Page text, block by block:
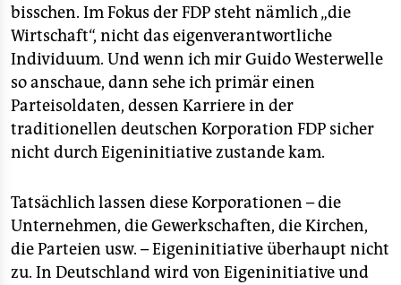
bisschen. Im Fokus der FDP steht nämlich „die
Wirtschaft“, nicht das eigenverantwortliche
Individuum. Und wenn ich mir Guido Westerwelle
so anschaue, dann sehe ich primär einen
Parteisoldaten, dessen Karriere in der
traditionellen deutschen Korporation FDP sicher
nicht durch Eigeninitiative zustande kam.
Tatsächlich lassen diese Korporationen – die
Unternehmen, die Gewerkschaften, die Kirchen,
die Parteien usw. – Eigeninitiative überhaupt nicht
zu. In Deutschland wird von Eigeninitiative und